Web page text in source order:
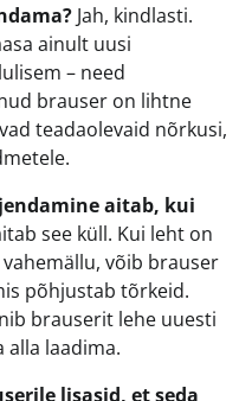
Jah, kindlasti.
ainult uusi
– need
brauser on lihtne
teadaolevaid nõrkusi,
aitab, kui
see küll. Kui leht on
võib brauser
põhjustab tõrkeid.
brauserit lehe uuesti
alla laadima.
lisasid, et seda